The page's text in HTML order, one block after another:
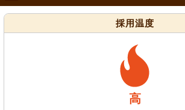
採用温度
高